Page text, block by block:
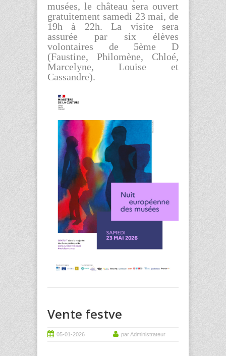
musées, le château sera ouvert
gratuitement samedi 23 mai, de
19h à 22h. La visite sera
assurée par six élèves
volontaires de 5ème D
(Faustine, Philomène, Chloé,
Marcelyne, Louise et
Cassandre).
Vente festve
05-01-2026 par Administrateur